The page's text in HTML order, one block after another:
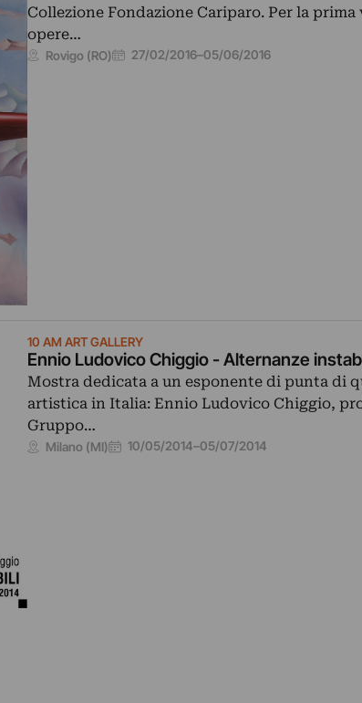
Collezione Fondazione Cariparo. Per la
opere…
Rovigo (RO) 27/02/2016–05/06/2016
10 AM ART GALLERY
Ennio Ludovico Chiggio - Alternanze
Mostra dedicata a un esponente di punta di
artistica in Italia: Ennio Ludovico Chiggio,
Gruppo…
Milano (MI) 10/05/2014–05/07/2014